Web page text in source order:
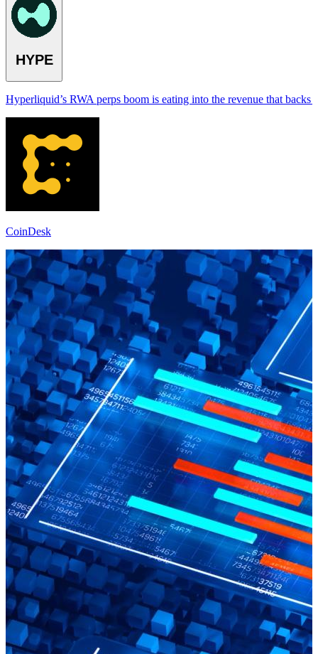
HYPE
Hyperliquid’s RWA perps boom is eating into the revenue that backs
CoinDesk